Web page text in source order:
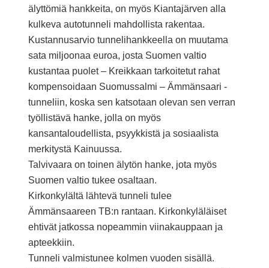
älyttömiä hankkeita, on myös Kiantajärven alla
kulkeva autotunneli mahdollista rakentaa.
Kustannusarvio tunnelihankkeella on muutama
sata miljoonaa euroa, josta Suomen valtio
kustantaa puolet – Kreikkaan tarkoitetut rahat
kompensoidaan Suomussalmi – Ämmänsaari -
tunneliin, koska sen katsotaan olevan sen verran
työllistävä hanke, jolla on myös
kansantaloudellista, psyykkistä ja sosiaalista
merkitystä Kainuussa.
Talvivaara on toinen älytön hanke, jota myös
Suomen valtio tukee osaltaan.
Kirkonkylältä lähtevä tunneli tulee
Ämmänsaareen TB:n rantaan. Kirkonkyläläiset
ehtivät jatkossa nopeammin viinakauppaan ja
apteekkiin.
Tunneli valmistunee kolmen vuoden sisällä.